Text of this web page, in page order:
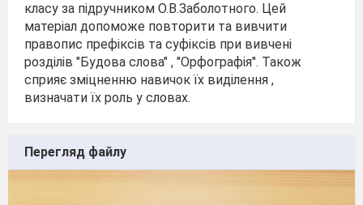
класу за підручником О.В.Заболотного. Цей
матеріал допоможе повторити та вивчити
правопис префіксів та суфіксів при вивчені
розділів "Будова слова" , "Орфографія". Також
сприяє зміцненню навичок їх виділення ,
визначати їх роль у словах.
Перегляд файлу